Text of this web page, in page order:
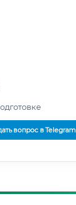
вопрос в Telegram